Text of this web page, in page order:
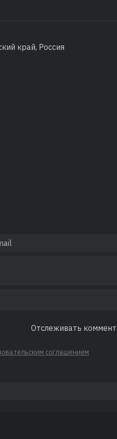
край, Россия
Отслеживать
соглашением